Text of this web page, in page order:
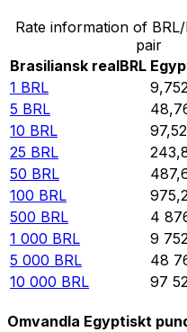
Rate information of
pair
Brasiliansk realBRL
1 BRL
5 BRL
10 BRL
25 BRL
50 BRL
100 BRL
500 BRL 4
1 000 BRL 9
5 000 BRL 48
10 000 BRL 97
Omvandla Egyptiskt